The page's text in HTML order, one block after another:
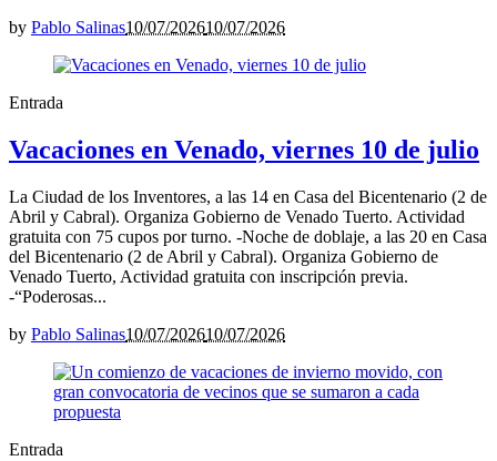
by Pablo Salinas10/07/202610/07/2026
Entrada
Vacaciones en Venado, viernes 10 de julio
La Ciudad de los Inventores, a las 14 en Casa del Bicentenario (2 de
Abril y Cabral). Organiza Gobierno de Venado Tuerto. Actividad
gratuita con 75 cupos por turno. -Noche de doblaje, a las 20 en Casa
del Bicentenario (2 de Abril y Cabral). Organiza Gobierno de
Venado Tuerto, Actividad gratuita con inscripción previa.
-“Poderosas...
by Pablo Salinas10/07/202610/07/2026
Entrada